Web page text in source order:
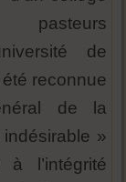
de
été reconnue
de la
»
l’intégrité